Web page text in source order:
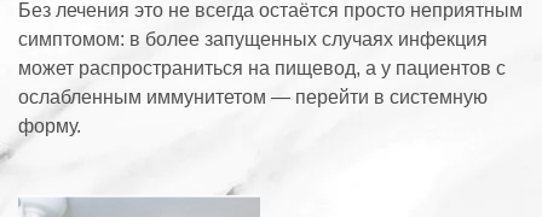
Без лечения это не всегда остаётся просто неприятным
симптомом: в более запущенных случаях инфекция
может распространиться на пищевод, а у пациентов с
ослабленным иммунитетом — перейти в системную
форму.